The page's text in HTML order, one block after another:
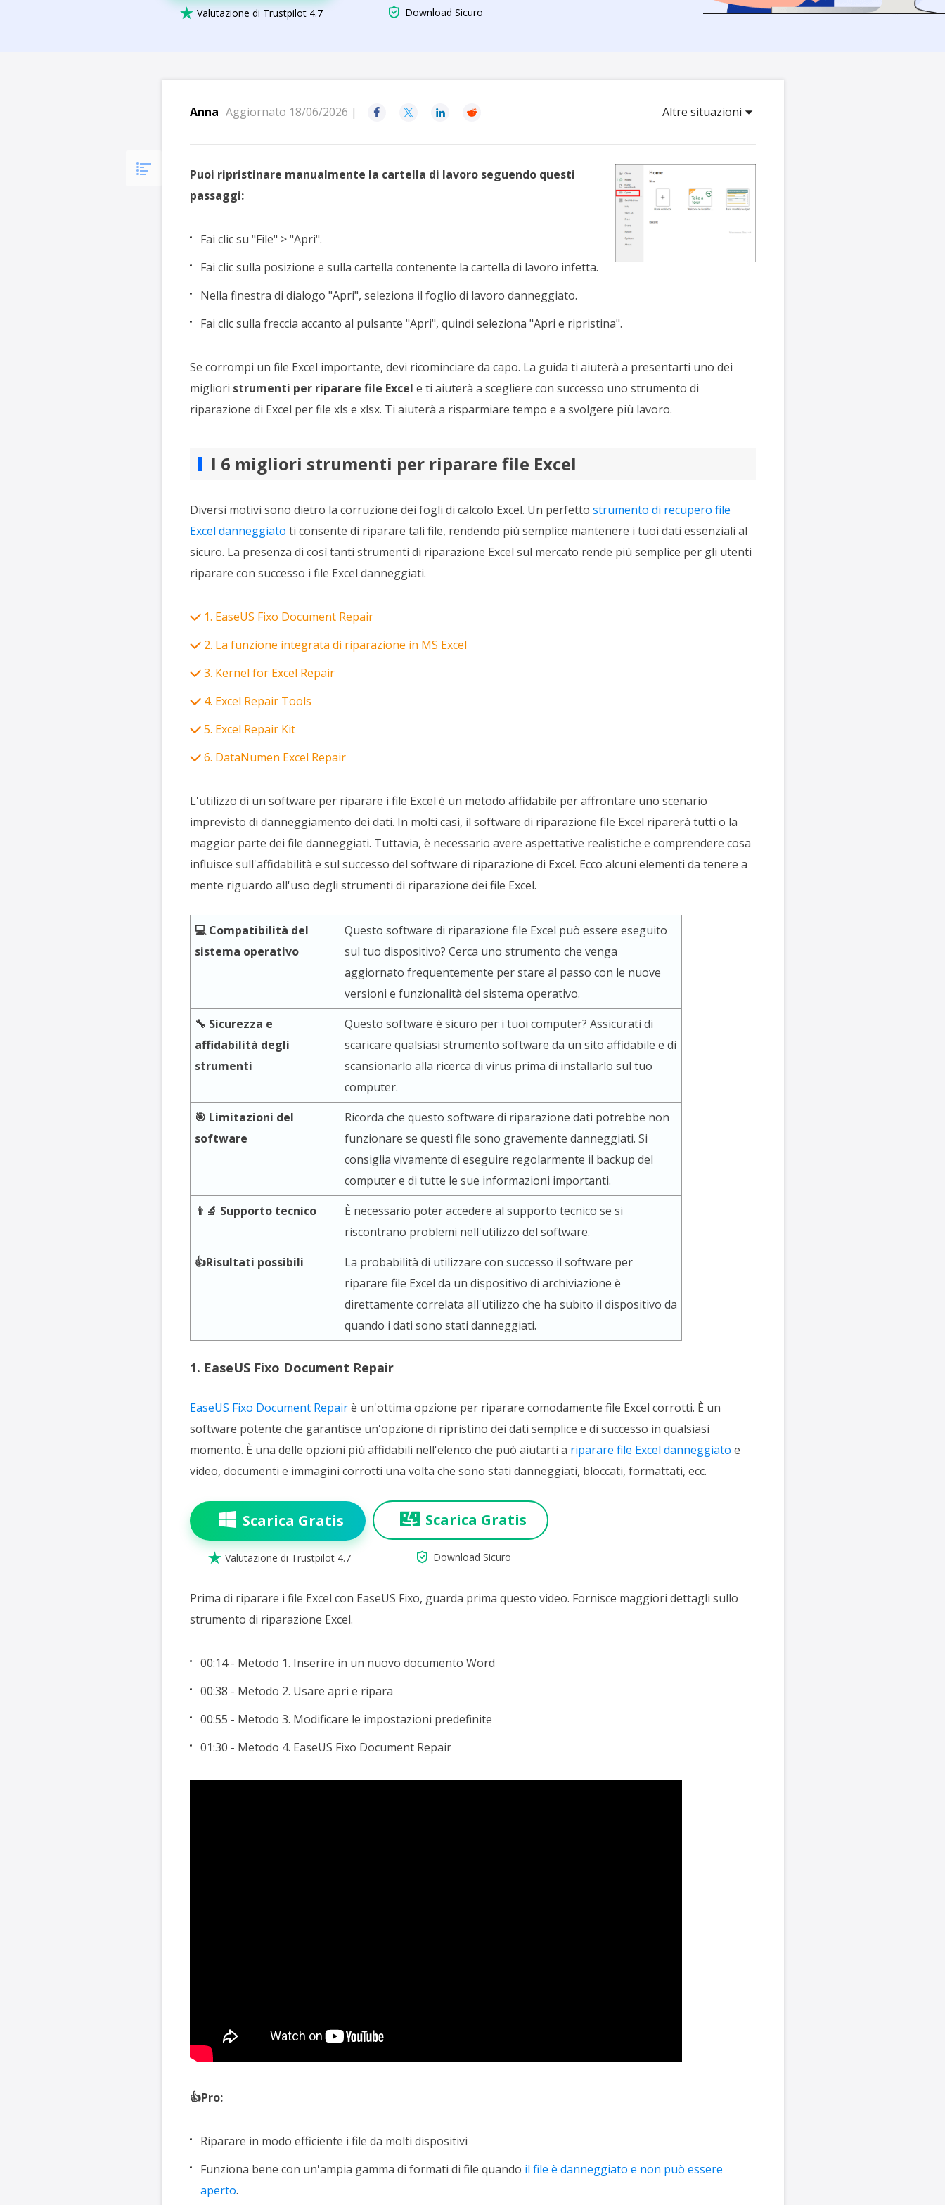
Più Prodotti di Recupero
Exchange Recovery
Recupero di Outlook email
MS SQL Recovery
Video Downloader
Strumenti AI
Rimuovi le voci online gratis
 Valutazione di Trustpilot 4.7  Download Sicuro
Anna Aggiornato 18/06/2026 |     Altre situazioni
Puoi ripristinare manualmente la cartella di lavoro seguendo questi
passaggi:
Fai clic su "File" > "Apri".
Fai clic sulla posizione e sulla cartella contenente la cartella di lavoro infetta.
Nella finestra di dialogo "Apri", seleziona il foglio di lavoro danneggiato.
Fai clic sulla freccia accanto al pulsante "Apri", quindi seleziona "Apri e ripristina".
Se corrompi un file Excel importante, devi ricominciare da capo. La guida ti aiuterà a presentarti uno dei
migliori strumenti per riparare file Excel e ti aiuterà a scegliere con successo uno strumento di
riparazione di Excel per file xls e xlsx. Ti aiuterà a risparmiare tempo e a svolgere più lavoro.
I 6 migliori strumenti per riparare file Excel
Diversi motivi sono dietro la corruzione dei fogli di calcolo Excel. Un perfetto strumento di recupero file
Excel danneggiato ti consente di riparare tali file, rendendo più semplice mantenere i tuoi dati essenziali al
sicuro. La presenza di così tanti strumenti di riparazione Excel sul mercato rende più semplice per gli utenti
riparare con successo i file Excel danneggiati.
1. EaseUS Fixo Document Repair
2. La funzione integrata di riparazione in MS Excel
3. Kernel for Excel Repair
4. Excel Repair Tools
5. Excel Repair Kit
6. DataNumen Excel Repair
L'utilizzo di un software per riparare i file Excel è un metodo affidabile per affrontare uno scenario
imprevisto di danneggiamento dei dati. In molti casi, il software di riparazione file Excel riparerà tutti o la
maggior parte dei file danneggiati. Tuttavia, è necessario avere aspettative realistiche e comprendere cosa
influisce sull'affidabilità e sul successo del software di riparazione di Excel. Ecco alcuni elementi da tenere a
mente riguardo all'uso degli strumenti di riparazione dei file Excel.
💻 Compatibilità del
sistema operativo
Questo software di riparazione file Excel può essere eseguito
sul tuo dispositivo? Cerca uno strumento che venga
aggiornato frequentemente per stare al passo con le nuove
versioni e funzionalità del sistema operativo.
🔧 Sicurezza e
affidabilità degli
strumenti
Questo software è sicuro per i tuoi computer? Assicurati di
scaricare qualsiasi strumento software da un sito affidabile e di
scansionarlo alla ricerca di virus prima di installarlo sul tuo
computer.
🎯 Limitazioni del
software
Ricorda che questo software di riparazione dati potrebbe non
funzionare se questi file sono gravemente danneggiati. Si
consiglia vivamente di eseguire regolarmente il backup del
computer e di tutte le sue informazioni importanti.
👨‍🔬 Supporto tecnico
È necessario poter accedere al supporto tecnico se si
riscontrano problemi nell'utilizzo del software.
👍Risultati possibili
La probabilità di utilizzare con successo il software per
riparare file Excel da un dispositivo di archiviazione è
direttamente correlata all'utilizzo che ha subito il dispositivo da
quando i dati sono stati danneggiati.
1. EaseUS Fixo Document Repair
EaseUS Fixo Document Repairè un'ottima opzione per riparare comodamente file Excel corrotti. È un
software potente che garantisce un'opzione di ripristino dei dati semplice e di successo in qualsiasi
momento. È una delle opzioni più affidabili nell'elenco che può aiutarti a riparare file Excel danneggiato e
video, documenti e immagini corrotti una volta che sono stati danneggiati, bloccati, formattati, ecc.
Scarica Gratis
 Valutazione di Trustpilot 4.7
Scarica Gratis
 Download Sicuro
Prima di riparare i file Excel con EaseUS Fixo, guarda prima questo video. Fornisce maggiori dettagli sullo
strumento di riparazione Excel.
00:14 - Metodo 1. Inserire in un nuovo documento Word
00:38 - Metodo 2. Usare apri e ripara
00:55 - Metodo 3. Modificare le impostazioni predefinite
01:30 - Metodo 4. EaseUS Fixo Document Repair
👍Pro:
Riparare in modo efficiente i file da molti dispositivi
Funziona bene con un'ampia gamma di formati di file quando il file è danneggiato e non può essere
aperto.